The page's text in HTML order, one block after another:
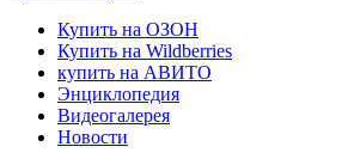
Купить на ОЗОН
Купить на Wildberries
купить на АВИТО
Энциклопедия
Видеогалерея
Новости